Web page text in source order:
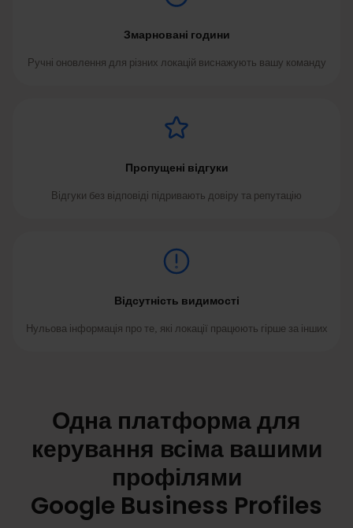
Змарновані години
Ручні оновлення для різних локацій виснажують вашу команду
Пропущені відгуки
Відгуки без відповіді підривають довіру та репутацію
Відсутність видимості
Нульова інформація про те, які локації працюють гірше за інших
Одна платформа для
керування всіма вашими
профілями
Google Business Profiles